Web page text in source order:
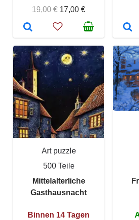
19,00 € 17,00 €
Art puzzle
500 Teile
Mittelalterliche
Gasthausnacht
Binnen 14 Tagen